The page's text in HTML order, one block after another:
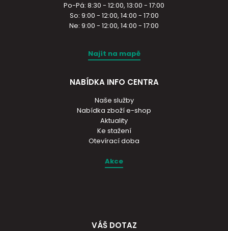
Po-Pá: 8:30 - 12:00, 13:00 - 17:00
So: 9:00 - 12:00, 14:00 - 17:00
Ne: 9:00 - 12:00, 14:00 - 17:00
Najít na mapě
NABÍDKA INFO CENTRA
Naše služby
Nabídka zboží e-shop
Aktuality
Ke stažení
Otevírací doba
Akce
VÁŠ DOTAZ